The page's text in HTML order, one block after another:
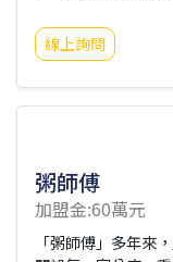
線上詢問
粥師傅
加盟金:60萬元
「粥師傅」多年來